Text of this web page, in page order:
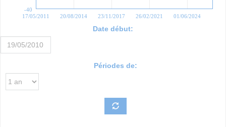
17/05/2011 20/08/2014 23/11/2017 26/02/2021 01/06/2024
-40
Date début:
Périodes de: